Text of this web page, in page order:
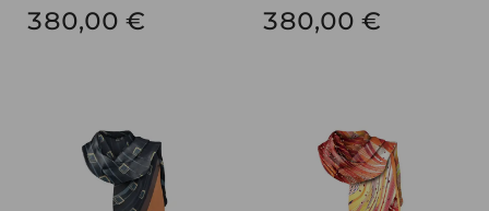
380,00 € 380,00 €